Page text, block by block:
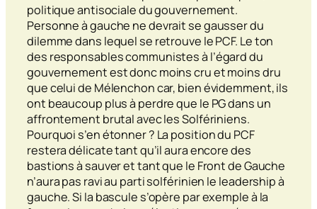
politique antisociale du gouvernement.
Personne à gauche ne devrait se gausser du
dilemme dans lequel se retrouve le PCF. Le ton
des responsables communistes à l’égard du
gouvernement est donc moins cru et moins dru
que celui de Mélenchon car, bien évidemment, ils
ont beaucoup plus à perdre que le PG dans un
affrontement brutal avec les Solfériniens.
Pourquoi s’en étonner ? La position du PCF
restera délicate tant qu’il aura encore des
bastions à sauver et tant que le Front de Gauche
n’aura pas ravi au parti solférinien le leadershipà
gauche. Si la bascule s’opère par exemple à la